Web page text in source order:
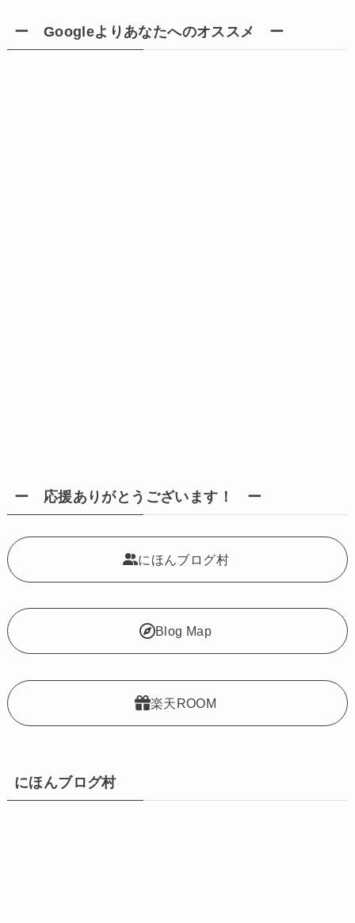
ー Googleよりあなたへのオススメ ー
ー 応援ありがとうございます！ ー
にほんブログ村
Blog Map
楽天ROOM
にほんブログ村